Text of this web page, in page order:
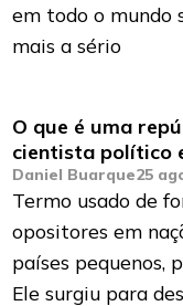
em todo o mundo
mais a sério
O que é uma
cientista político
Daniel Buarque25
Termo usado de
opositores em
países pequenos,
Ele surgiu para